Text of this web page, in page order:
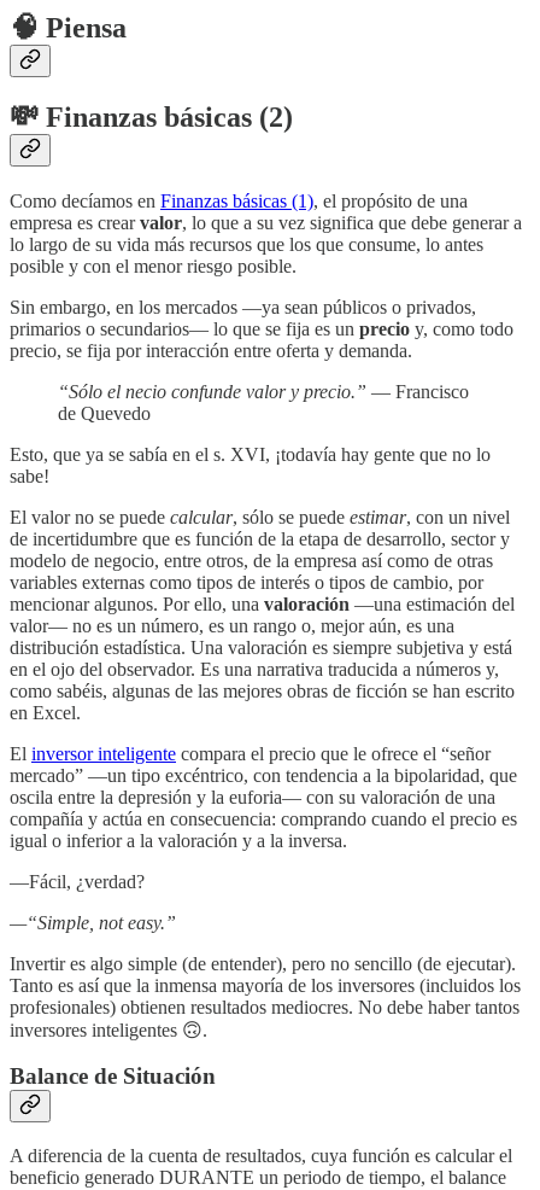
🧠 Piensa
💸 Finanzas básicas (2)
Como decíamos en Finanzas básicas (1), el propósito de una
empresa es crearvalor, lo que a su vez significa que debe generar a
lo largo de su vida más recursos que los que consume, lo antes
posible y con el menor riesgo posible.
Sin embargo, en los mercados —ya sean públicos o privados,
primarios o secundarios— lo que se fija es un precio y, como todo
precio, se fija por interacción entre oferta y demanda.
“Sólo el necio confunde valor y precio.” — Francisco
de Quevedo
Esto, que ya se sabía en el s. XVI, ¡todavía hay gente que no lo
sabe!
El valor no se puede calcular, sólo se puede estimar, con un nivel
de incertidumbre que es función de la etapa de desarrollo, sector y
modelo de negocio, entre otros, de la empresa así como de otras
variables externas como tipos de interés o tipos de cambio, por
mencionar algunos. Por ello, una valoración —una estimación del
valor— no es un número, es un rango o, mejor aún, es una
distribución estadística. Una valoración es siempre subjetiva y está
en el ojo del observador. Es una narrativa traducida a números y,
como sabéis, algunas de las mejores obras de ficción se han escrito
en Excel.
El inversor inteligente compara el precio que le ofrece el “señor
mercado” —un tipo excéntrico, con tendencia a la bipolaridad, que
oscila entre la depresión y la euforia— con su valoración de una
compañía y actúa en consecuencia: comprando cuando el precio es
igual o inferior a la valoración y a la inversa.
—Fácil, ¿verdad?
—“Simple, not easy.”
Invertir es algo simple (de entender), pero no sencillo (de ejecutar).
Tanto es así que la inmensa mayoría de los inversores (incluidos los
profesionales) obtienen resultados mediocres. No debe haber tantos
inversores inteligentes 🙃.
Balance de Situación
A diferencia de la cuenta de resultados, cuya función es calcular el
beneficio generado DURANTE un periodo de tiempo, el balance